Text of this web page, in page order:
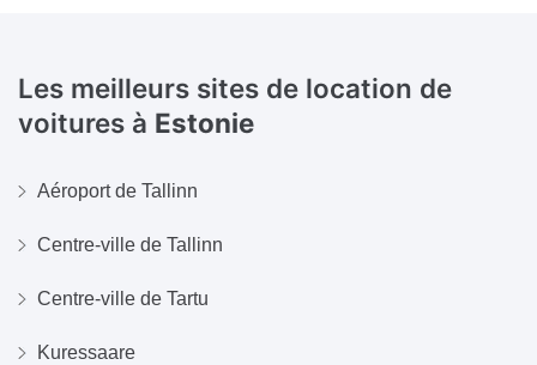
Les meilleurs sites de location de
voitures à Estonie
Aéroport de Tallinn
Centre-ville de Tallinn
Centre-ville de Tartu
Kuressaare